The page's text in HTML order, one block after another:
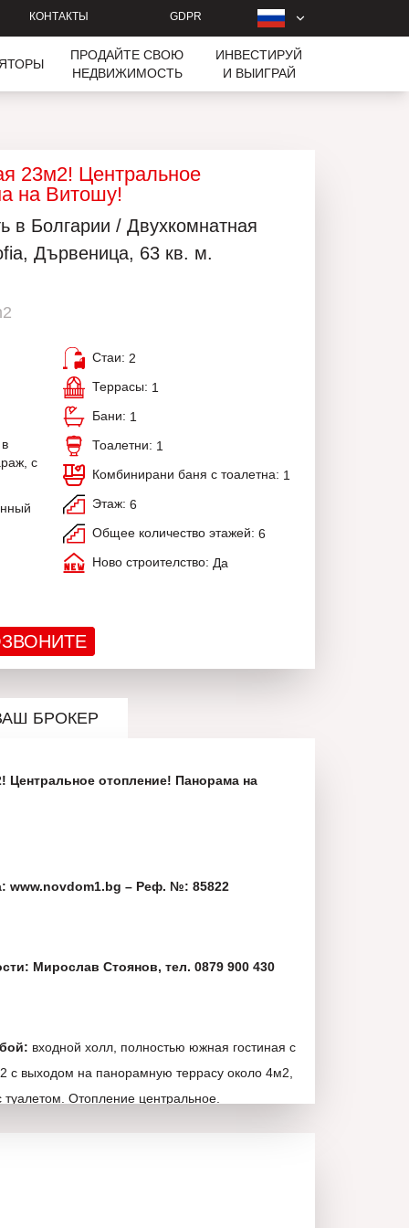
КОНТАКТЫ GDPR
ПРОДАЙТЕ СВОЮ
НЕДВИЖИМОСТЬ
ИНВЕСТИРУЙ
И ВЫИГРАЙ
23м2! Центральное
на Витошу!
в Болгарии / Двухкомнатная
Дървеница, 63 кв. м.
с
Стаи: 2
Террасы: 1
Бани: 1
Тоалетни: 1
Комбинирани баня с тоалетна: 1
Этаж: 6
Общее количество этажей: 6
Ново строителство: Да
БРОКЕР
отопление! Панорама на
www.novdom1.bg – Реф. №: 85822
Мирослав Стоянов, тел. 0879 900 430
входной холл, полностью южная гостиная с
с выходом на панорамную террасу около 4м2,
Отопление центральное.